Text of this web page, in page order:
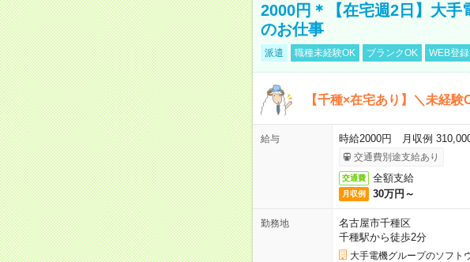
2000円＊【在宅週2日】大手
のお仕事
派遣 職種未経験OK ブランクOK WEB登
【千種×在宅あり】＼未経
給与 時給2000円 月収例
交通費別途支給あり
交通費 全額支給
月収例 30万円～
勤務地
名古屋市千種区
千種駅から徒歩2分
大手電機グループのソフト